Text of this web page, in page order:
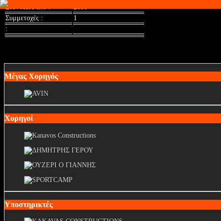
Στον ΑΟΛ απο :
2006
Συμμετοχές :
1
:
Μέγας Χορηγός
Χορηγοί
Υποστηρικτές